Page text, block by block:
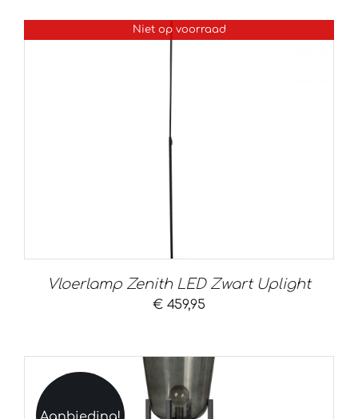
Niet op voorraad
Vloerlamp Zenith LED Zwart Uplight
€ 459,95